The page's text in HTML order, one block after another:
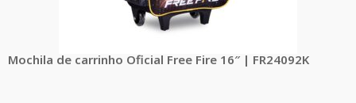
Mochila de carrinho Oficial Free Fire 16″ | FR24092K